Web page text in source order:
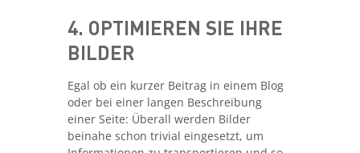
4. OPTIMIEREN SIE IHRE
BILDER
Egal ob ein kurzer Beitrag in einem Blog
oder bei einer langen Beschreibung
einer Seite: Überall werden Bilder
beinahe schon trivial eingesetzt, um